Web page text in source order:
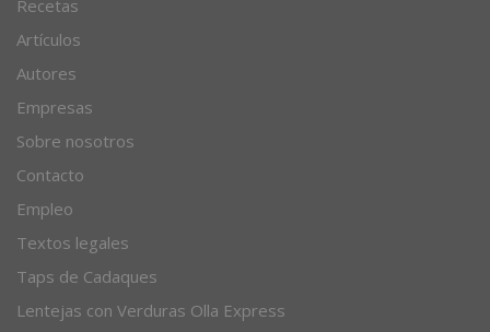
Recetas
Artículos
Autores
Empresas
Sobre nosotros
Contacto
Empleo
Textos legales
Taps de Cadaques
Lentejas con Verduras Olla Express